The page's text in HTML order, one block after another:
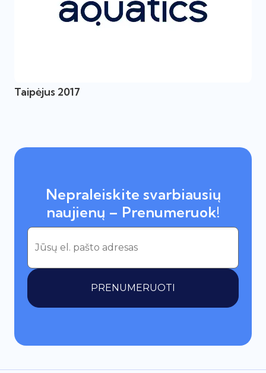
Taipėjus 2017
Nepraleiskite svarbiausių
naujienų – Prenumeruok!
PRENUMERUOTI